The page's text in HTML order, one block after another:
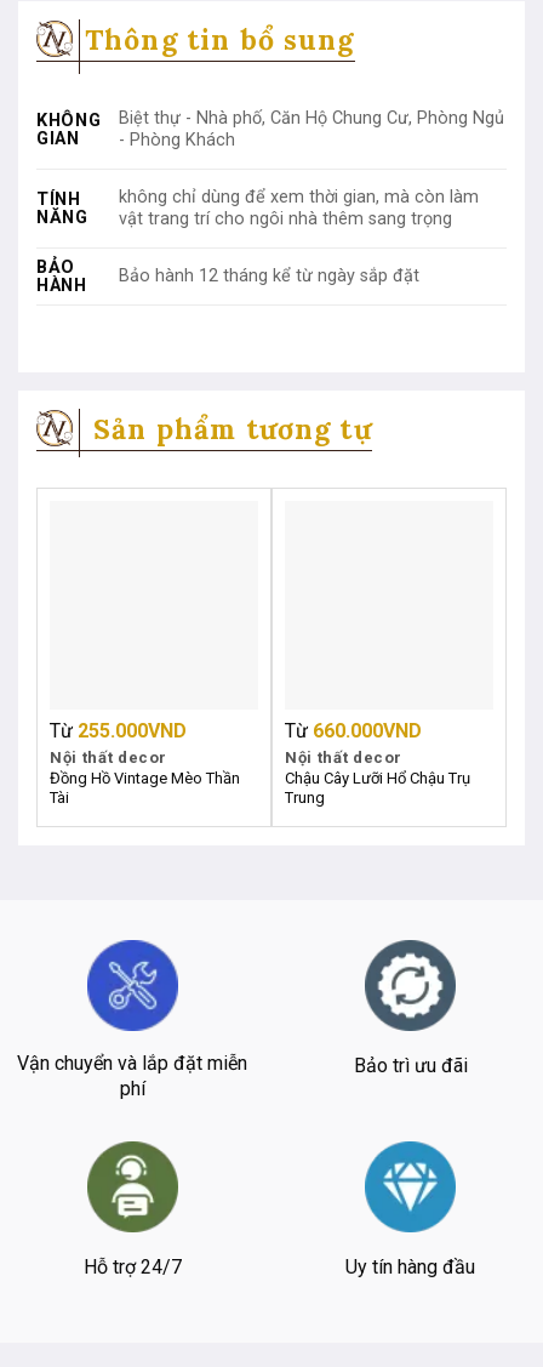
Thông tin bổ sung
KHÔNG
GIAN
Biệt thự - Nhà phố, Căn Hộ Chung Cư, Phòng Ngủ
- Phòng Khách
TÍNH
NĂNG
không chỉ dùng để xem thời gian, mà còn làm
vật trang trí cho ngôi nhà thêm sang trọng
BẢO
HÀNH
Bảo hành 12 tháng kể từ ngày sắp đặt
Sản phẩm tương tự
Nội thất decor
Đồng Hồ Vintage Mèo Thần
Tài
Từ 255.000VND
Nội thất decor
Chậu Cây Lưỡi Hổ Chậu Trụ
Trung
Từ 660.000VND
Vận chuyển và lắp đặt miễn
phí
Bảo trì ưu đãi
Hỗ trợ 24/7 Uy tín hàng đầu